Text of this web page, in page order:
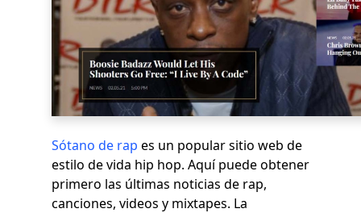
Sótano de rap es un popular sitio web de
estilo de vida hip hop. Aquí puede obtener
primero las últimas noticias de rap,
canciones, videos y mixtapes. La